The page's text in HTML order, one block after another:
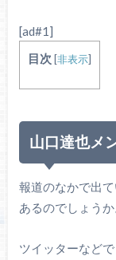
[ad#1]
目次 [非表示]
山口達也メ
報道のなかで出
あるのでしょうか
ツイッターなど